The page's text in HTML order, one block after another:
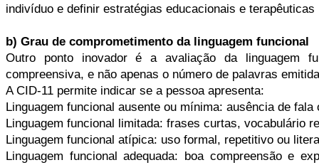
indivíduo e definir estratégias educacionais e terapêuticas
b) Grau de comprometimento da linguagem funcional
Outro ponto inovador é a avaliação da linguagem
compreensiva, e não apenas o número de palavras
A CID-11 permite indicar se a pessoa apresenta:
Linguagem funcional ausente ou mínima: ausência de
Linguagem funcional limitada: frases curtas, vocabulário
Linguagem funcional atípica: uso formal, repetitivo ou
Linguagem funcional adequada: boa compreensão e